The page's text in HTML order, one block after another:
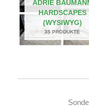
ADRIE
HARDSCAPES
(WYSIWYG)
35 PRODUKTE